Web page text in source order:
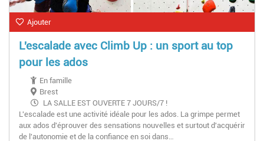
Ajouter
L'escalade avec Climb Up : un sport au top
pour les ados
En famille
Brest
LA SALLE EST OUVERTE 7 JOURS/7 !
- 10h à 22h30 du lundi au vendredi
- 10h à 20h le samedi et dimanche
L'escalade est une activité idéale pour les ados. La grimpe permet
aux ados d'éprouver des sensations nouvelles et surtout d'acquérir
de l'autonomie et de la confiance en soi dans…